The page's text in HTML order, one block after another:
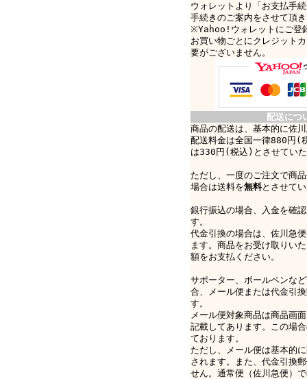
ウォレットより「お支払手
手続きのご案内をさせて頂
※Yahoo!ウォレットにご登
お買い物ごとにクレジット
要がございません。
配送につ
商品の配送は、基本的に佐
配送料金は全国一律880円(
は330円(税込)とさせてい
ただし、一度のご注文で商
場合は送料を無料とさせて
銀行振込の場合、入金を確
す。
代金引換の場合は、佐川
ます。商品をお受け取りい
額をお支払ください。
サポーター、ボールペンな
合、メール便または代金引
す。
メール便対象商品は商品画
記載してあります。この場
ております。
ただし、メール便は基本的
されます。また、代金引換
せん。通常便（佐川急便）